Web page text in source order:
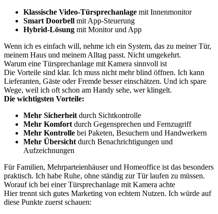
Klassische Video-Türsprechanlage mit Innenmonitor
Smart Doorbell mit App-Steuerung
Hybrid-Lösung mit Monitor und App
Wenn ich es einfach will, nehme ich ein System, das zu meiner Tür,
meinem Haus und meinem Alltag passt. Nicht umgekehrt.
Warum eine Türsprechanlage mit Kamera sinnvoll ist
Die Vorteile sind klar. Ich muss nicht mehr blind öffnen. Ich kann
Lieferanten, Gäste oder Fremde besser einschätzen. Und ich spare
Wege, weil ich oft schon am Handy sehe, wer klingelt.
Die wichtigsten Vorteile:
Mehr Sicherheit durch Sichtkontrolle
Mehr Komfort durch Gegensprechen und Fernzugriff
Mehr Kontrolle bei Paketen, Besuchern und Handwerkern
Mehr Übersicht durch Benachrichtigungen und
Aufzeichnungen
Für Familien, Mehrparteienhäuser und Homeoffice ist das besonders
praktisch. Ich habe Ruhe, ohne ständig zur Tür laufen zu müssen.
Worauf ich bei einer Türsprechanlage mit Kamera achte
Hier trennt sich gutes Marketing von echtem Nutzen. Ich würde auf
diese Punkte zuerst schauen: